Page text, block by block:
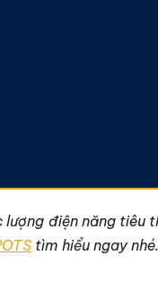
điện năng tiêu
tìm hiểu ngay nhé.